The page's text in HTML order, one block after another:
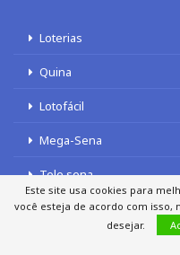
Loterias
Quina
Lotofácil
Mega-Sena
Tele sena
Este site usa cookies para
você esteja de acordo com isso,
desejar.